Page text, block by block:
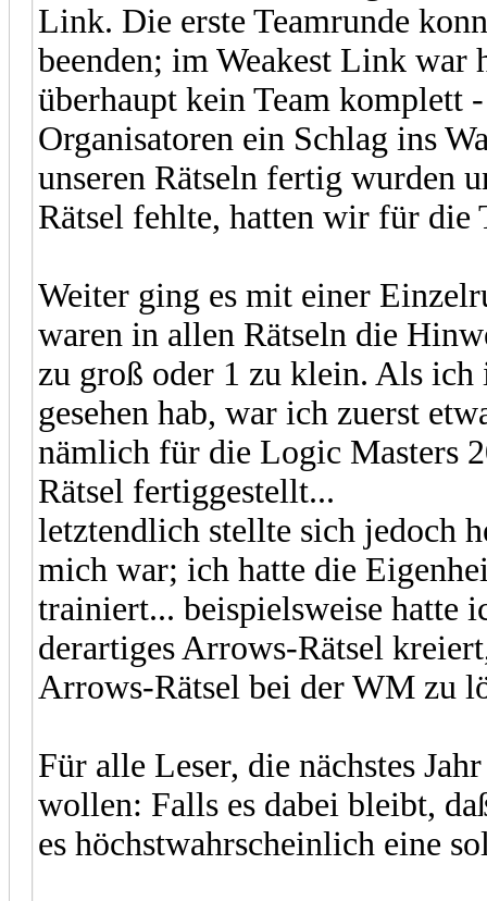
Link. Die erste Teamrunde
beenden; im Weakest Link war
überhaupt kein Team komplett
Organisatoren ein Schlag ins
unseren Rätseln fertig wurden
Rätsel fehlte, hatten wir für die
Weiter ging es mit einer
waren in allen Rätseln die
zu groß oder 1 zu klein. Als
gesehen hab, war ich zuerst
nämlich für die Logic Masters
Rätsel fertiggestellt...
letztendlich stellte sich jedoch
mich war; ich hatte die
trainiert... beispielsweise hatte
derartiges Arrows-Rätsel
Arrows-Rätsel bei der WM zu
Für alle Leser, die nächstes
wollen: Falls es dabei bleibt,
es höchstwahrscheinlich eine